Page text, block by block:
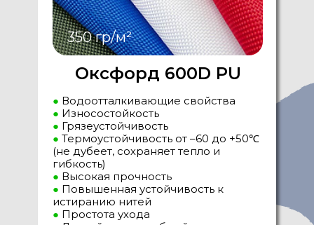
Оксфорд 600D PU
● Водоотталкивающие свойства
● Износостойкость
● Грязеустойчивость
● Термоустойчивость от –60 до +50℃
(не дубеет, сохраняет тепло и
гибкость)
● Высокая прочность
● Повышенная устойчивость к
истиранию нитей
● Простота ухода
350 гр/м²